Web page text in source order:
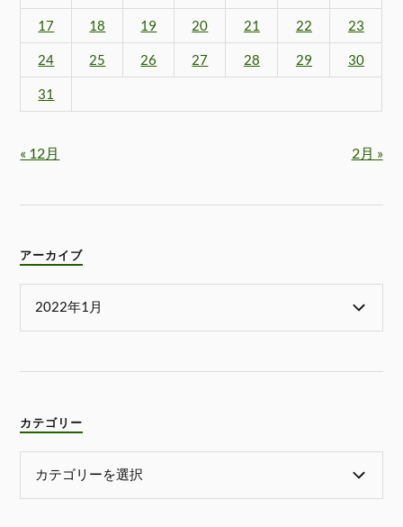
17 18 19 20 21 22 23
24 25 26 27 28 29 30
31
« 12月 2月 »
アーカイブ
カテゴリー